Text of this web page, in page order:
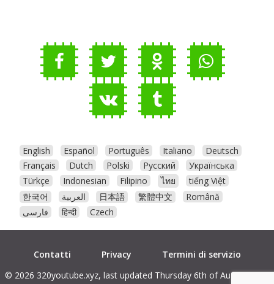
English Español Português Italiano
Deutsch
Français
Dutch Polski Русский
Українська
Türkçe
Indonesian Filipino ไทย
tiếng Việt
한국어
العربية 日本語 繁體中文
Română
فارسی
हिन्दी Czech
Contatti Privacy
Termini di servizio
© 2026 320youtube.xyz, last updated Thursday 6th of August 2026